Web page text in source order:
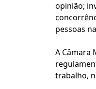
opinião;
pessoas
A Câmara
trabalho,